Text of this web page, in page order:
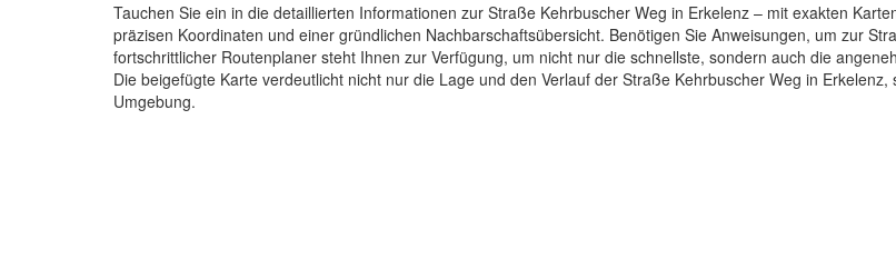
Tauchen Sie ein in die detaillierten Informationen zur Straße Kehrbuscher Weg in Erkelenz – mit exakten
präzisen Koordinaten und einer gründlichen Nachbarschaftsübersicht. Benötigen Sie Anweisungen, um zur
fortschrittlicher Routenplaner steht Ihnen zur Verfügung, um nicht nur die schnellste, sondern auch die
Die beigefügte Karte verdeutlicht nicht nur die Lage und den Verlauf der Straße Kehrbuscher Weg in
Umgebung.